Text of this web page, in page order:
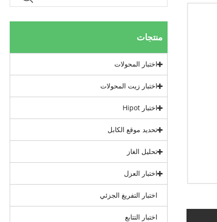
منتجات
اختبار المحولات
اختبار زيت المحولات
اختبار Hipot
تحديد موقع الكابل
تحليل الغاز
اختبار العزل
اختبار التفريغ الجزئي
اختبار التتابع